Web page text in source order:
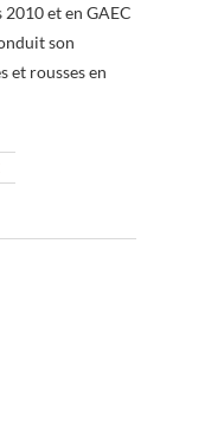
et en GAEC
son
et rousses en